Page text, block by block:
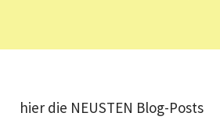
hier die NEUSTEN Blog-Posts